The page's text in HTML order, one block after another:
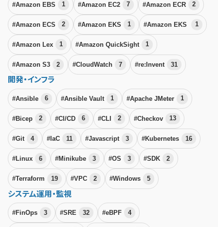
#Amazon EBS 1 #Amazon EC2 7 #Amazon ECR 2
#Amazon ECS 2 #Amazon EKS 1 #Amazon EKS 1
#Amazon Lex 1 #Amazon QuickSight 1
#Amazon S3 2 #CloudWatch 7 #re:Invent 31
開発・インフラ
#Ansible 6 #Ansible Vault 1 #Apache JMeter 1
#Bicep 2 #CI/CD 6 #CLI 2 #Checkov 13
#Git 4 #IaC 11 #Javascript 3 #Kubernetes 16
#Linux 6 #Minikube 3 #OS 3 #SDK 2
#Terraform 19 #VPC 2 #Windows 5
システム運用・監視
#FinOps 3 #SRE 32 #eBPF 4